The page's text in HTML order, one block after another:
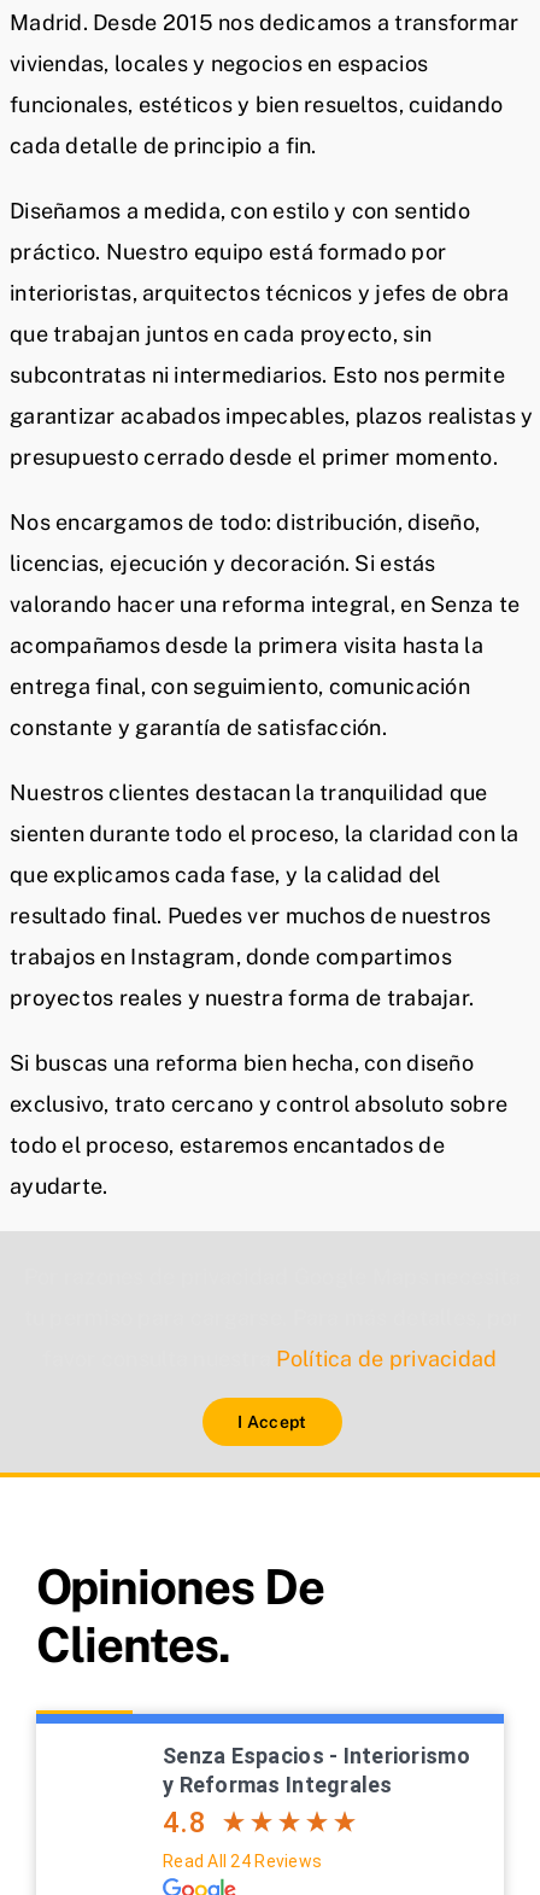
Madrid. Desde 2015 nos dedicamos a transformar
viviendas, locales y negocios en espacios
funcionales, estéticos y bien resueltos, cuidando
cada detalle de principio a fin.
Diseñamos a medida, con estilo y con sentido
práctico. Nuestro equipo está formado por
interioristas, arquitectos técnicos y jefes de obra
que trabajan juntos en cada proyecto, sin
subcontratas ni intermediarios. Esto nos permite
garantizar acabados impecables, plazos realistas y
presupuesto cerrado desde el primer momento.
Nos encargamos de todo: distribución, diseño,
licencias, ejecución y decoración. Si estás
valorando hacer una reforma integral, en Senza te
acompañamos desde la primera visita hasta la
entrega final, con seguimiento, comunicación
constante y garantía de satisfacción.
Nuestros clientes destacan la tranquilidad que
sienten durante todo el proceso, la claridad con la
que explicamos cada fase, y la calidad del
resultado final. Puedes ver muchos de nuestros
trabajos en Instagram, donde compartimos
proyectos reales y nuestra forma de trabajar.
Si buscas una reforma bien hecha, con diseño
exclusivo, trato cercano y control absoluto sobre
todo el proceso, estaremos encantados de
ayudarte.
Política de privacidad
I Accept
Opiniones De
Clientes.
Senza Espacios - Interiorismo
y Reformas Integrales
4.8
Read All 24 Reviews